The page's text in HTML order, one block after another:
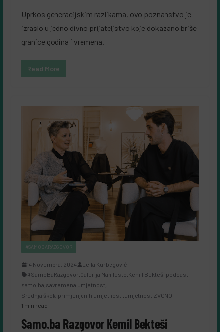
Uprkos generacijskim razlikama, ovo poznanstvo je
izraslo u jedno divno prijateljstvo koje dokazano briše
granice godina i vremena.
Read More
#SAMOBARAZGOVOR
14 Novembra, 2024
Leila Kurbegović
#SamoBaRazgovor,Galerija Manifesto,Kemil Bekteši,podcast,
samo.ba,savremena umjetnost,
Srednja škola primjenjenih umjetnosti,umjetnost,ZVONO
1 min read
Samo.ba Razgovor Kemil Bekteši